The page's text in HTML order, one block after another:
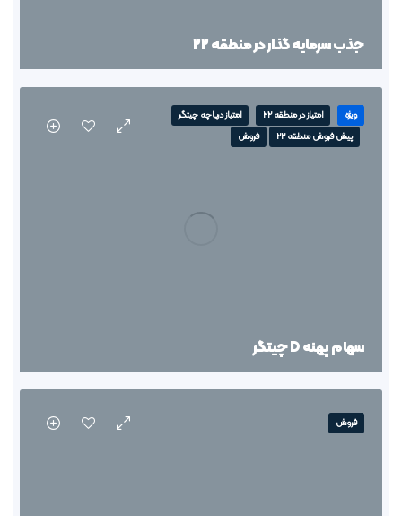
جذب سرمایه گذار در منطقه 22
امتیاز در منطقه 22
امتیاز دریاچه چیتگر
پیش فروش منطقه 22
فروش
سهام پهنه D چیتگر
فروش